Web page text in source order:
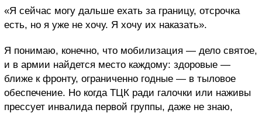
«Я сейчас могу дальше ехать за границу, отсрочка
есть, но я уже не хочу. Я хочу их наказать».
Я понимаю, конечно, что мобилизация — дело святое,
и в армии найдется место каждому: здоровые —
ближе к фронту, ограниченно годные — в тыловое
обеспечение. Но когда ТЦК ради галочки или наживы
прессует инвалида первой группы, даже не знаю,